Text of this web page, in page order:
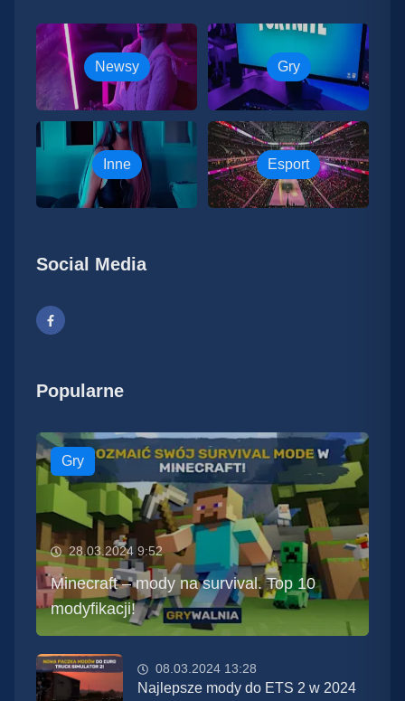
Newsy Gry
Inne Esport
Social Media
Popularne
Gry
28.03.2024 9:52
Minecraft – mody na survival. Top 10
modyfikacji!
08.03.2024 13:28
Najlepsze mody do ETS 2 w 2024